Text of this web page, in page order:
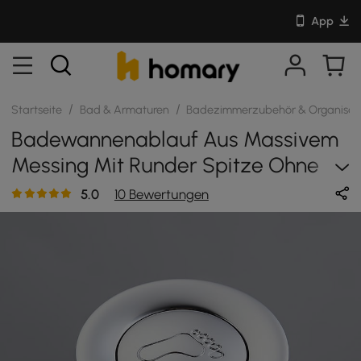
App
Startseite / Bad & Armaturen / Badezimmerzubehör &
Badewannenablauf Aus Massivem
Messing Mit Runder Spitze Ohne
Überlauf In Poliertem Chrom
5.0 10 Bewertungen